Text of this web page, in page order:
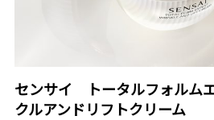
センサイ トータルフォルム
クルアンドリフトクリーム